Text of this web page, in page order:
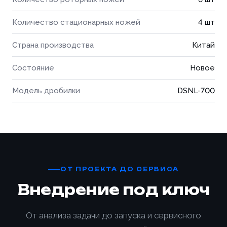
Количество стационарных ножей 4 шт
Страна производства Китай
Состояние Новое
Модель дробилки DSNL-700
ОТ ПРОЕКТА ДО СЕРВИСА
Внедрение под ключ
От анализа задачи до запуска и сервисного